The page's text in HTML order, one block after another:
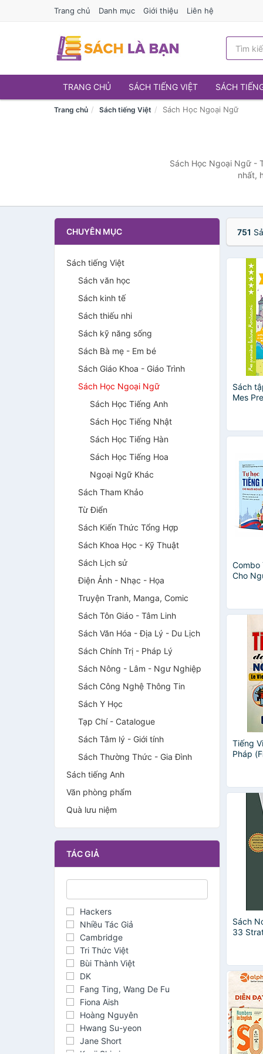
Trang chủ Danh mục Giới thiệu Liên hệ
TRANG CHỦ SÁCH TIẾNG VIỆT SÁCH
Trang chủ Sách tiếng Việt Sách Học Ngoại Ngữ
Sách Học Ngoại Ngữ -
nhất,
CHUYÊN MỤC
Sách tiếng Việt
Sách văn học
Sách kinh tế
Sách thiếu nhi
Sách kỹ năng sống
Sách Bà mẹ - Em bé
Sách Giáo Khoa - Giáo Trình
Sách Học Ngoại Ngữ
Sách Học Tiếng Anh
Sách Học Tiếng Nhật
Sách Học Tiếng Hàn
Sách Học Tiếng Hoa
Ngoại Ngữ Khác
Sách Tham Khảo
Từ Điển
Sách Kiến Thức Tổng Hợp
Sách Khoa Học - Kỹ Thuật
Sách Lịch sử
Điện Ảnh - Nhạc - Họa
Truyện Tranh, Manga, Comic
Sách Tôn Giáo - Tâm Linh
Sách Văn Hóa - Địa Lý - Du Lịch
Sách Chính Trị - Pháp Lý
Sách Nông - Lâm - Ngư Nghiệp
Sách Công Nghệ Thông Tin
Sách Y Học
Tạp Chí - Catalogue
Sách Tâm lý - Giới tính
Sách Thường Thức - Gia Đình
Sách tiếng Anh
Văn phòng phẩm
Quà lưu niệm
TÁC GIẢ
Hackers
Nhiều Tác Giả
Cambridge
Tri Thức Việt
Bùi Thành Việt
DK
Fang Ting, Wang De Fu
Fiona Aish
Hoàng Nguyên
Hwang Su-yeon
Jane Short
751
Sách
Mes
Combo
Cho
Tiếng
Pháp
Sách
33